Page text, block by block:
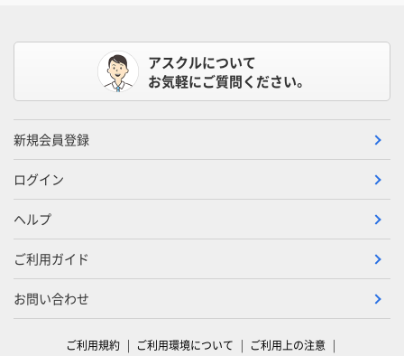
アスクルについて
お気軽にご質問ください。
新規会員登録
ログイン
ヘルプ
ご利用ガイド
お問い合わせ
ご利用規約 ご利用環境について ご利用上の注意